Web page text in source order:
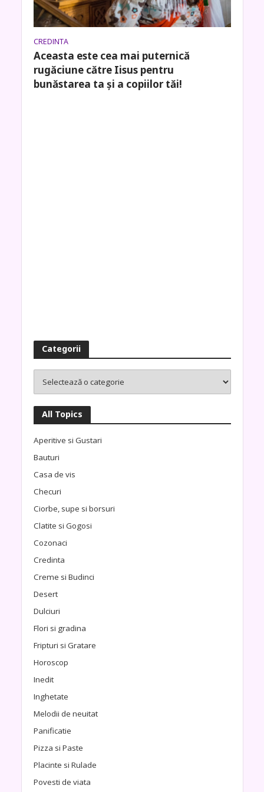
CREDINTA
Aceasta este cea mai puternică
rugăciune către Iisus pentru
bunăstarea ta și a copiilor tăi!
Categorii
All Topics
Aperitive si Gustari
Bauturi
Casa de vis
Checuri
Ciorbe, supe si borsuri
Clatite si Gogosi
Cozonaci
Credinta
Creme si Budinci
Desert
Dulciuri
Flori si gradina
Fripturi si Gratare
Horoscop
Inedit
Inghetate
Melodii de neuitat
Panificatie
Pizza si Paste
Placinte si Rulade
Povesti de viata